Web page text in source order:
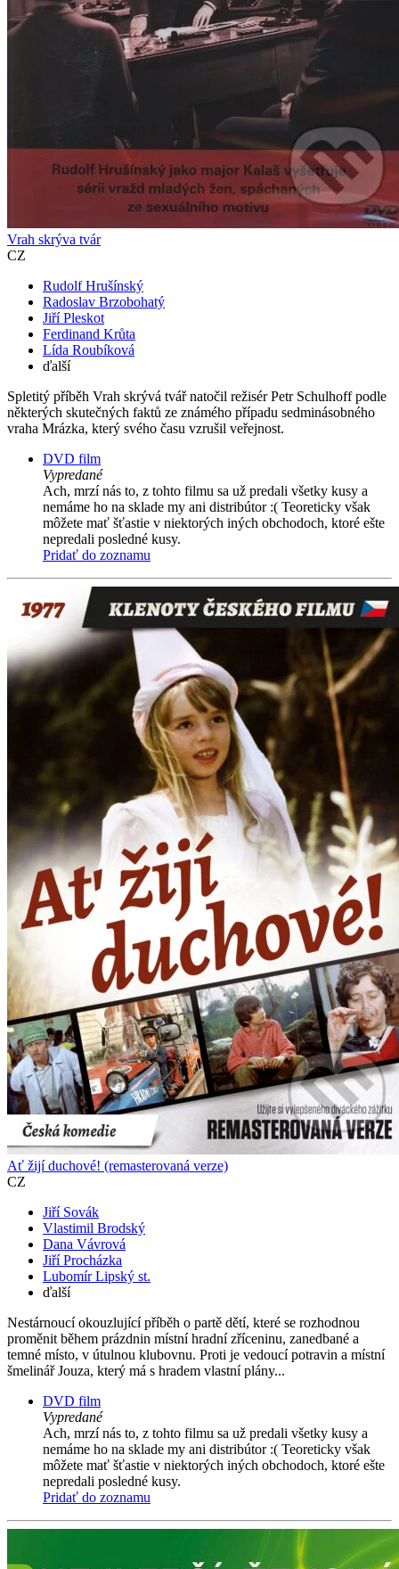
Vrah skrýva tvár
CZ
Rudolf Hrušínský
Radoslav Brzobohatý
Jiří Pleskot
Ferdinand Krůta
Lída Roubíková
ďalší
Spletitý příběh Vrah skrývá tvář natočil režisér Petr Schulhoff podle
některých skutečných faktů ze známého případu sedminásobného
vraha Mrázka, který svého času vzrušil veřejnost.
DVD film
Vypredané
Ach, mrzí nás to, z tohto filmu sa už predali všetky kusy a
nemáme ho na sklade my ani distribútor :( Teoreticky však
môžete mať šťastie v niektorých iných obchodoch, ktoré ešte
nepredali posledné kusy.
Pridať do zoznamu
Ať žijí duchové! (remasterovaná verze)
CZ
Jiří Sovák
Vlastimil Brodský
Dana Vávrová
Jiří Procházka
Lubomír Lipský st.
ďalší
Nestárnoucí okouzlující příběh o partě dětí, které se rozhodnou
proměnit během prázdnin místní hradní zříceninu, zanedbané a
temné místo, v útulnou klubovnu. Proti je vedoucí potravin a místní
šmelinář Jouza, který má s hradem vlastní plány...
DVD film
Vypredané
Ach, mrzí nás to, z tohto filmu sa už predali všetky kusy a
nemáme ho na sklade my ani distribútor :( Teoreticky však
môžete mať šťastie v niektorých iných obchodoch, ktoré ešte
nepredali posledné kusy.
Pridať do zoznamu